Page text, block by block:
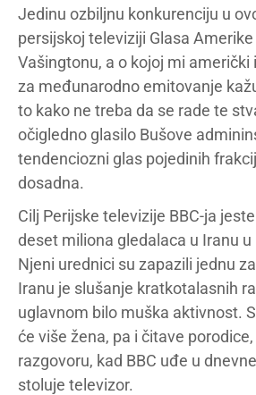
Jedinu ozbiljnu konkurenciju u
persijskoj televiziji Glasa
Vašingtonu, a o kojoj mi američki
za međunarodno emitovanje
to kako ne treba da se rade te
očigledno glasilo Bušove
tendenciozni glas pojedinih
dosadna.
Cilj Perijske televizije BBC-ja
deset miliona gledalaca u Iranu
Njeni urednici su zapazili jednu
Iranu je slušanje kratkotalasnih
uglavnom bilo muška aktivnost.
će više žena, pa i čitave
razgovoru, kad BBC uđe u
stoluje televizor.